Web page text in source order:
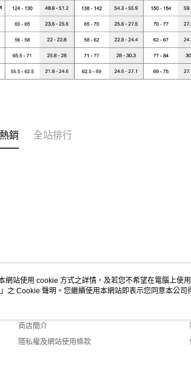
銷 全站排行
關於我們
商店簡介
隱私權及網站使用條款
網站使用 cookie 方式之詳情，及若您不希望在電腦上使
」之 Cookie 聲明。您繼續使用本網站即表示您同意本公